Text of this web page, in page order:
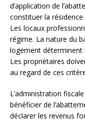
d’application de
constituer la
Les locaux
régime. La nature du
logement déterminent
Les propriétaires
au regard de ces
L’administration
bénéficier de
déclarer les revenus